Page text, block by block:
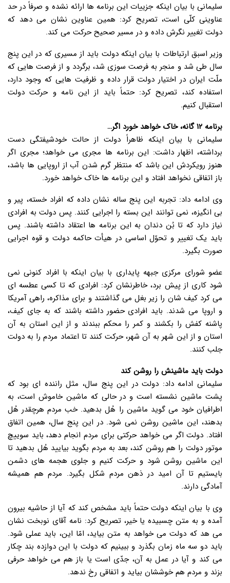
سلیمانی با بیان اینکه جزییات این برنامه ها ارائه نشده و صرفاً در حد
عناوینی کلّی است، تصریح کرد: همین عناوین نشان می دهد که
دولت تغییر نگرش داده و در مسیر صحیح حرکت می کند.
وزیر اسبق ارتباطات با بیان اینکه دولت باید از مسیری که در این پنج
سال طی شد و منجر به فرصت سوزی شد، برگردد و از فرصت هایی که
ملّت ایران در اختیار دولت قرار داده و ظرفیت هایی که وجود دارد،
استفاده کند، تصریح کرد: حتماً باید از این نامه و حرکت دولت
استقبال کنیم.
برنامه ۱۲ گانه، خاک خواهد خورد اگر…
سلیمانی با بیان اینکه ظاهراً دولت از حالت خودشیفتگی دست
برداشته، اظهار داشت: این برنامه ها مجری می خواهد؛ مجری اگر
هنوز رویکردش این باشد که منتظر گرم شدن آب از اروپایی ها باشد،
باز اتفاقی نخواهد افتاد و این برنامه ها خاک خواهد خورد.
وی ادامه داد: تجربه این پنج ساله نشان داده که افراد خسته، پیر و
بی انگیزه، نمی توانند این بسته را اجرایی کنند. پس دولت به افرادی
نیاز دارد که تا بُن دندان به این برنامه ها اعتقاد داشته باشند. پس
باید یک تغییر و تحوّل اساسی در هیأت حاکمه دولت و قوه اجرایی
صورت بگیرد.
عضو شورای مرکزی جبهه پایداری با بیان اینکه با افراد کنونی نمی
شود کاری از پیش برد، خاطرنشان کرد: افرادی که تا کسی عطسه ای
می کرد کیف شان را زیر بغل می گذاشتند و برای مذاکره، راهی آمریکا
و اروپا می شدند. باید افرادی حضور داشته باشند که به جای کیف،
پاشنه کفش را بکشند و کمر را محکم ببندند و از این استان به آن
استان و از این شهر به آن شهر، حرکت کنند تا اعتماد مردم را به دولت
جلب کنند.
دولت باید ماشینش را روشن کند
سلیمانی ادامه داد: دولت در این پنج سال، مثل راننده ای بود که
پشت ماشین نشسته است و در حالی که ماشین خاموش است، به
اطرافیان خود می گوید ماشین را هُل بدهید. خب مردم هرچقدر هُل
بدهند، این ماشین روشن نمی شود. در این پنج سال، همین اتفاق
افتاد. دولت اگر می خواهد حرکتی برای مردم انجام دهد، باید سوییچ
موتور دولت را هم روشن کند، بعد به مردم بگوید بیایید هُل بدهید تا
این ماشین روشن شود و حرکت کنیم و جلوی هجمه های دشمن
بایستیم تا آن امید در ذهن مردم شکل بگیرد. مردم هم همیشه
آمادگی دارند.
وی با بیان اینکه دولت حتماً باید مشخص کند که آیا از حاشیه بیرون
آمده و به متن چسبیده یا خیر، تصریح کرد: نامه آقای نوبخت نشان
می هد که دولت می خواهد به متن بیاید، امّا این، باید عملی شود.
باید دو سه ماه زمان بگذرد و ببینیم که دولت با این دوازده بند چکار
می کند و آیا در عمل به آن، جدّی است یا باز هم می خواهد حرفی
بزند و مردم هم خوششان بیاید و اتفاقی رخ ندهد.